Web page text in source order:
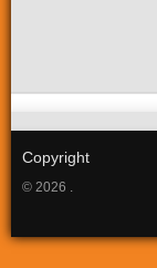
Copyright
© 2026 .